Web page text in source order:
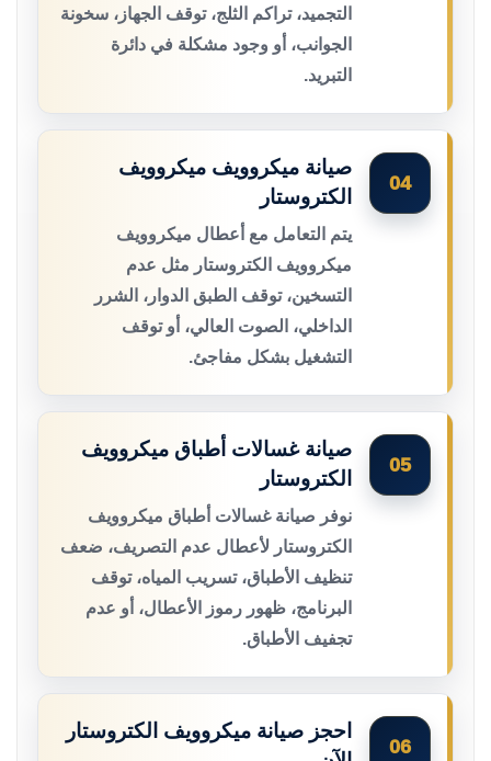
التجميد، تراكم الثلج، توقف الجهاز، سخونة
الجوانب، أو وجود مشكلة في دائرة
التبريد.
04
صيانة ميكروويف ميكروويف
الكتروستار
يتم التعامل مع أعطال ميكروويف
ميكروويف الكتروستار مثل عدم
التسخين، توقف الطبق الدوار، الشرر
الداخلي، الصوت العالي، أو توقف
التشغيل بشكل مفاجئ.
05
صيانة غسالات أطباق ميكروويف
الكتروستار
نوفر صيانة غسالات أطباق ميكروويف
الكتروستار لأعطال عدم التصريف، ضعف
تنظيف الأطباق، تسريب المياه، توقف
البرنامج، ظهور رموز الأعطال، أو عدم
تجفيف الأطباق.
06
احجز صيانة ميكروويف الكتروستار